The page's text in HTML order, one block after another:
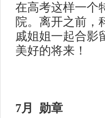
在高考这样一个
院。离开之前，
戚姐姐一起合影
美好的将来 ！
7月 勋章